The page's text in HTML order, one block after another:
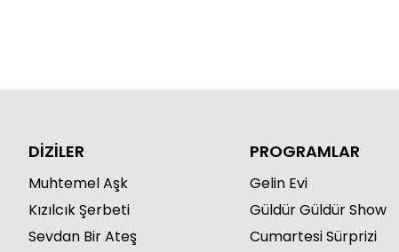
DİZİLER
Muhtemel Aşk
Kızılcık Şerbeti
Sevdan Bir Ateş
PROGRAMLAR
Gelin Evi
Güldür Güldür Show
Cumartesi Sürprizi